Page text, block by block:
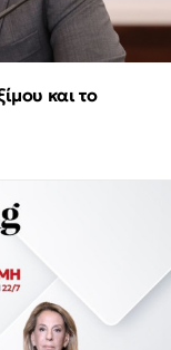
και το